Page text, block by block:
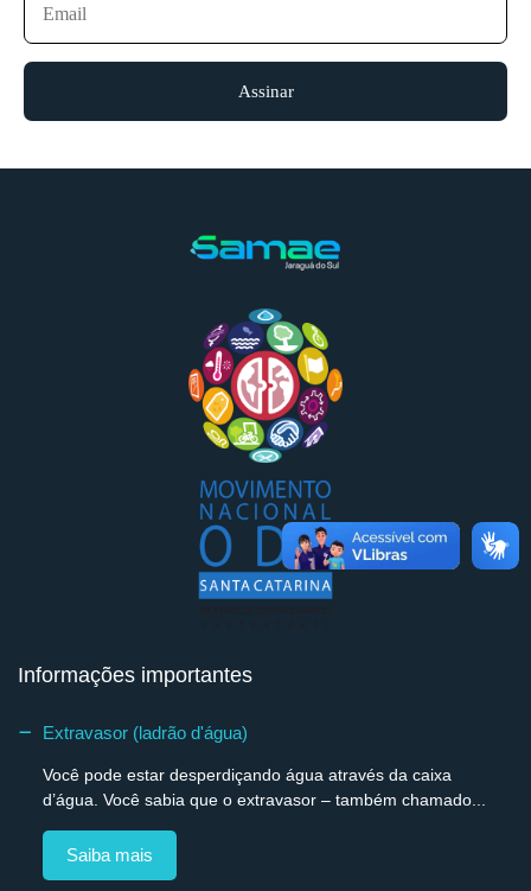
Assinar
Informações importantes
Extravasor (ladrão d'água)
Você pode estar desperdiçando água através da caixa
d’água. Você sabia que o extravasor – também chamado...
Saiba mais